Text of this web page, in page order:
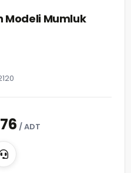
Modeli Mumluk
/ ADT